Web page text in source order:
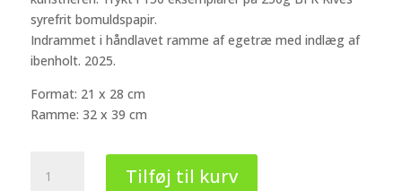
syrefrit bomuldspapir.
Indrammet i håndlavet ramme af egetræ med indlæg af
ibenholt. 2025.
Format: 21 x 28 cm
Ramme: 32 x 39 cm
Ahlefeldt
Tilføj til kurv